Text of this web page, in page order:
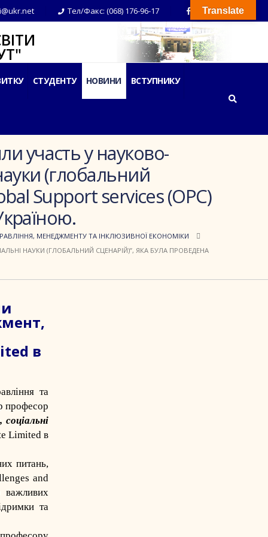
Тел/Факс: (068) 176-96-17
СТУДЕНТУ НОВИНИ ВСТУПНИКУ
участь у науково-
(глобальний
Support services (OPC)
МЕНЕДЖМЕНТУ ТА ІНКЛЮЗИВНОЇ ЕКОНОМІКИ
НАУКИ (ГЛОБАЛЬНИЙ СЦЕНАРІЙ)”, ЯКА БУЛА ПРОВЕДЕНА
в
та
професор
Limited в
питань,
and
та
Translate